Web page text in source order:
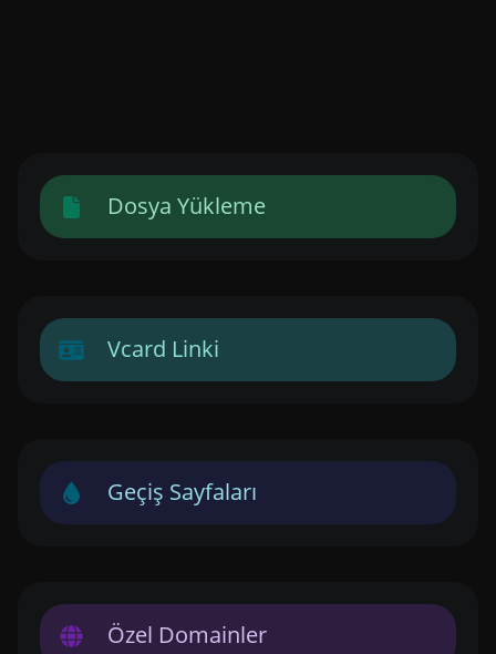
Dosya Yükleme
Vcard Linki
Geçiş Sayfaları
Özel Domainler